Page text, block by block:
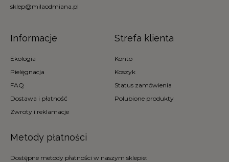
sklep@milaodmiana.pl
Informacje
Ekologia
Pielęgnacja
FAQ
Dostawa i płatność
Zwroty i reklamacje
Strefa klienta
Konto
Koszyk
Status zamówienia
Polubione produkty
Metody płatności
Dostępne metody płatności w naszym sklepie: